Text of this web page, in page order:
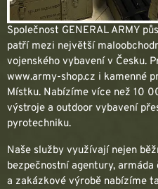
Společnost GENERAL ARMY
patří mezi největší
vojenského vybavení v Česku.
www.army-shop.cz i kamenné
Místku. Nabízíme více než 10
výstroje a outdoor vybavení
pyrotechniku.
Naše služby využívají nejen
bezpečnostní agentury,
a zakázkové výrobě nabízíme